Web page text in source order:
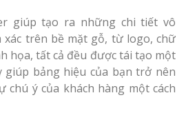
giúp tạo ra những chi tiết vô
xác trên bề mặt gỗ, từ logo, chữ
họa, tất cả đều được tái tạo một
giúp bảng hiệu của bạn trở nên
chú ý của khách hàng một cách